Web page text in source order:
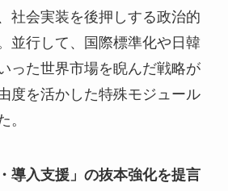
社会実装を後押しする政治的
並行して、国際標準化や日韓
った世界市場を睨んだ戦略が
度を活かした特殊モジュール
。
導入支援」の抜本強化を提言